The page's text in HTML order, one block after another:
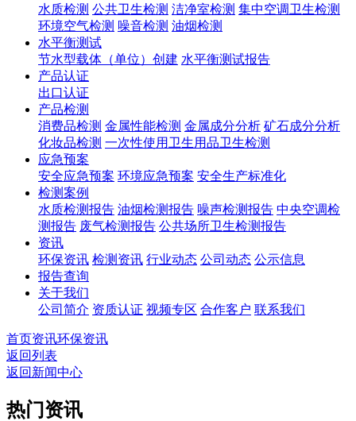
水质检测 公共卫生检测 洁净室检测 集中空调卫生检测
环境空气检测 噪音检测 油烟检测
水平衡测试
节水型载体（单位）创建 水平衡测试报告
产品认证
出口认证
产品检测
消费品检测 金属性能检测 金属成分分析 矿石成分分析
化妆品检测 一次性使用卫生用品卫生检测
应急预案
安全应急预案 环境应急预案 安全生产标准化
检测案例
水质检测报告 油烟检测报告 噪声检测报告 中央空调检
测报告 废气检测报告 公共场所卫生检测报告
资讯
环保资讯 检测资讯 行业动态 公司动态 公示信息
报告查询
关于我们
公司简介 资质认证 视频专区 合作客户 联系我们
首页资讯环保资讯
返回列表
返回新闻中心
热门资讯